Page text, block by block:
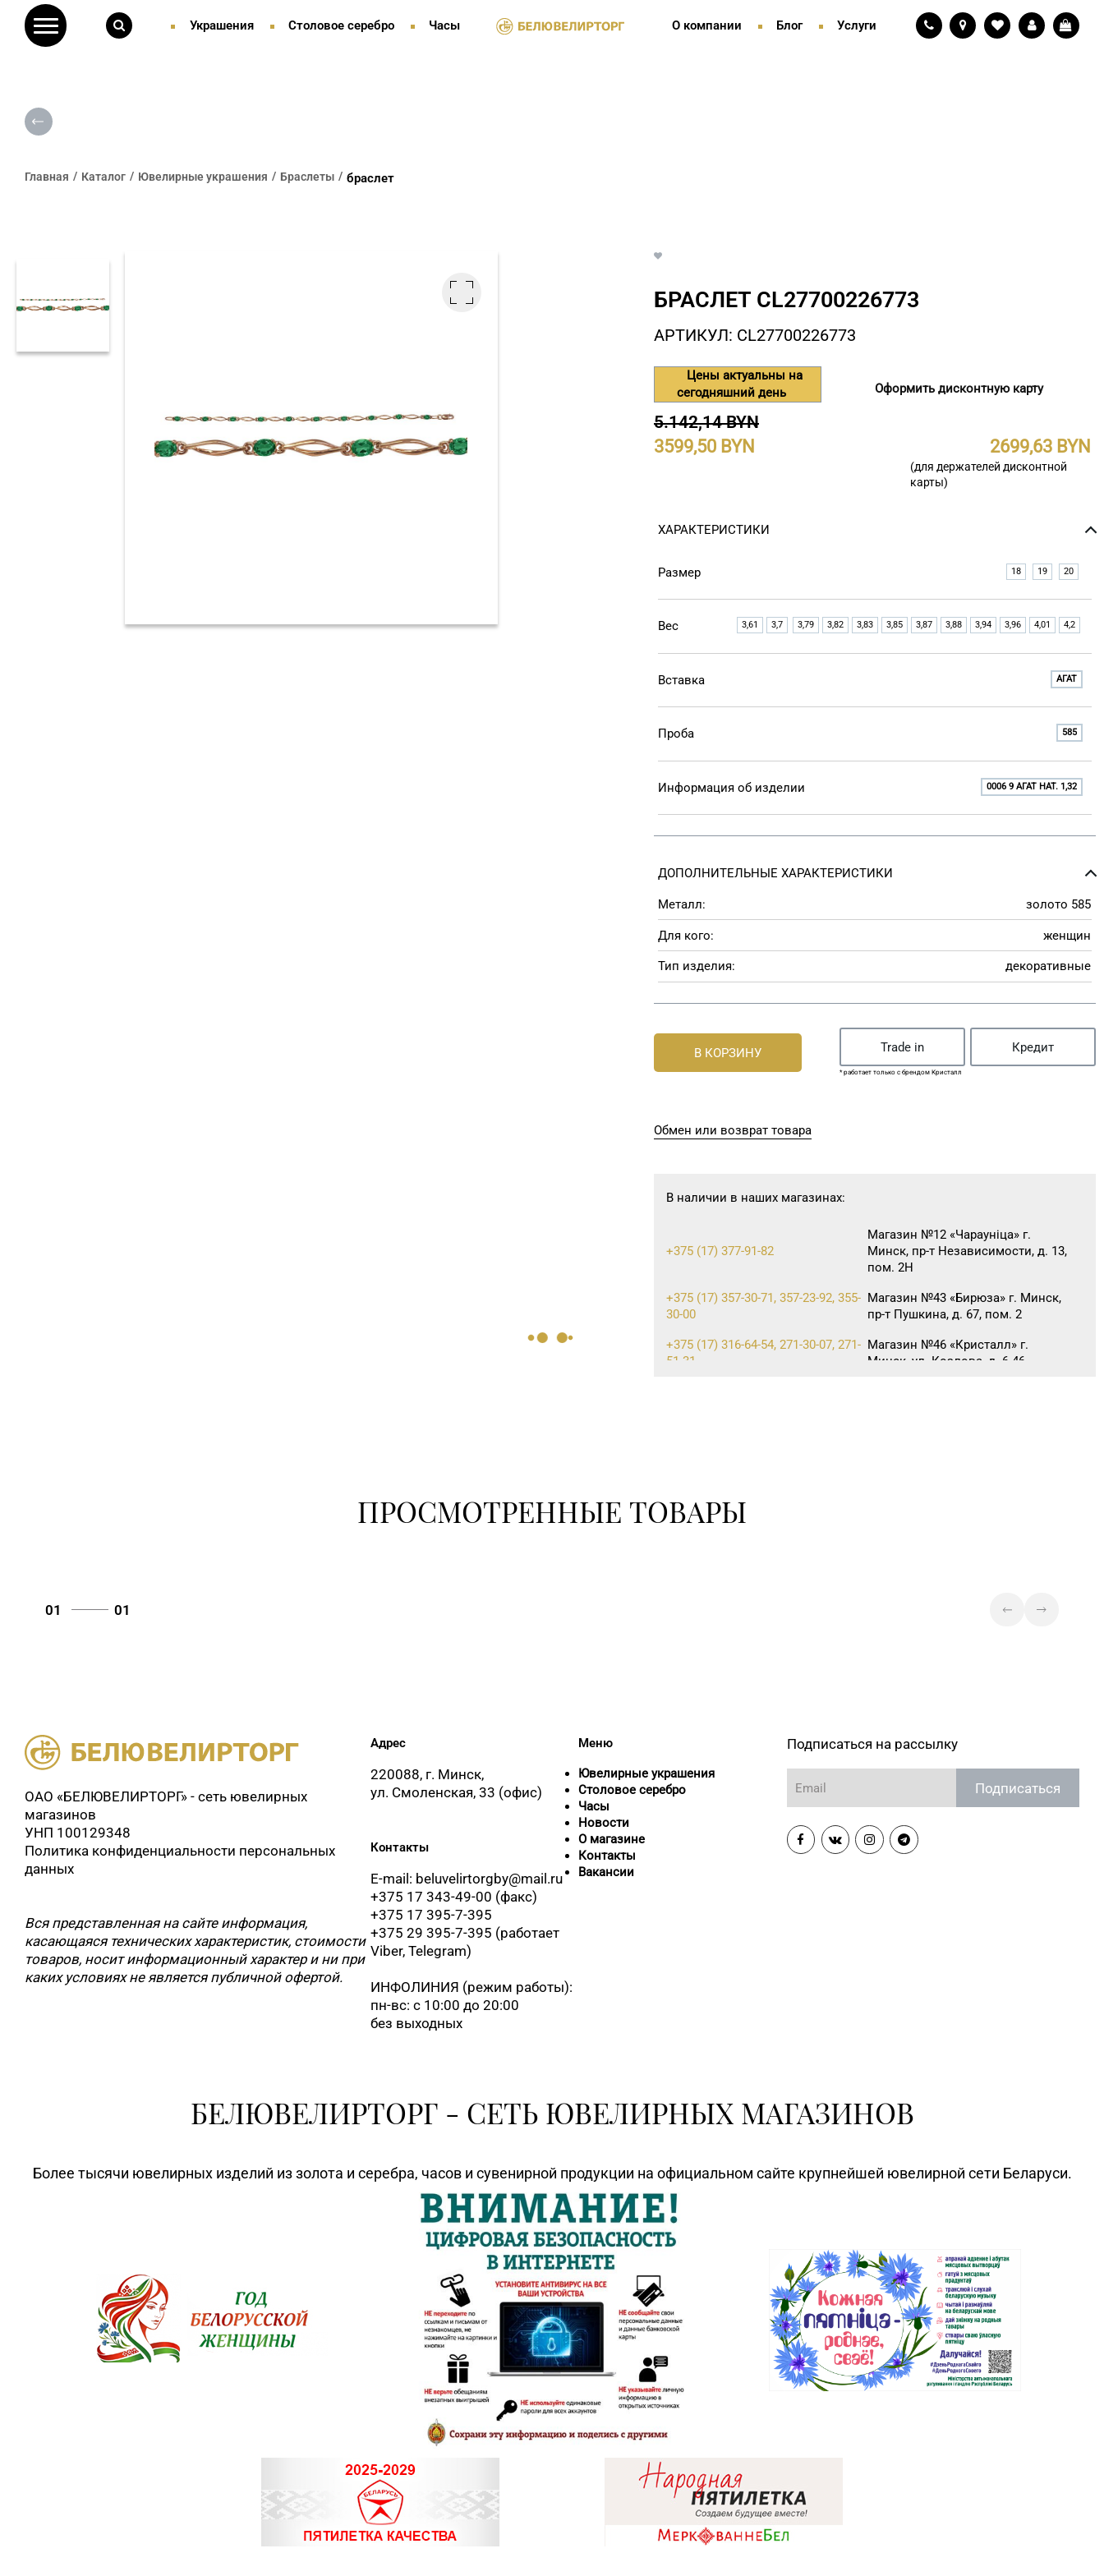
Украшения Столовое серебро Часы О компании Блог Услуги
Главная Каталог Ювелирные украшения Браслеты браслет
БРАСЛЕТ СL27700226773
АРТИКУЛ: СL27700226773
Цены актуальны на
сегодняшний день
Оформить дисконтную карту
5.142,14 BYN
3599,50 2699,63
(для держателей дисконтной
карты)
ХАРАКТЕРИСТИКИ
Размер 18 19 20
Вес 3,61 3,7 3,79 3,82 3,83 3,85 3,87 3,88 3,94 3,96 4,01 4,2
Вставка АГАТ
Проба 585
Информация об изделии 0006 9 АГАТ НАТ. 1,32
ДОПОЛНИТЕЛЬНЫЕ ХАРАКТЕРИСТИКИ
Металл: золото 585
Для кого: женщин
Тип изделия: декоративные
В КОРЗИНУ Trade in Кредит
* работает только с брендом Кристалл
Обмен или возврат товара
В наличии в наших магазинах:
+375 (17) 377-91-82
Магазин №12 «Чараунiца» г.
Минск, пр-т Независимости, д. 13,
пом. 2Н
+375 (17) 357-30-71, 357-23-92, 355-
30-00
Магазин №43 «Бирюза» г. Минск,
пр-т Пушкина, д. 67, пом. 2
+375 (17) 316-64-54, 271-30-07, 271-
51-31
Магазин №46 «Кристалл» г.
Минск, ул. Козлова, д. 6-46
8 (0232) 33-63-06, 33-63-05, 33-63-07
Гомель, ул. Советская, д. 6-2а,
Магазин №51 «Аметист» г. Гродно,
ул. Ленина, д. 24, пом. 3
(ТРК TRINITI)
Магазин №83 «Кристалл» г.
ПРОСМОТРЕННЫЕ ТОВАРЫ
01 01
ОАО «БЕЛЮВЕЛИРТОРГ» - сеть ювелирных
магазинов
УНП 100129348
Политика конфиденциальности персональных
данных
Вся представленная на сайте информация,
касающаяся технических характеристик, стоимости
товаров, носит информационный характер и ни при
каких условиях не является публичной офертой.
Адрес
220088, г. Минск,
ул. Смоленская, 33 (офис)
Контакты
E-mail: beluvelirtorgby@mail.ru
+375 17 343-49-00 (факс)
+375 17 395-7-395
+375 29 395-7-395 (работает
Viber, Telegram)
ИНФОЛИНИЯ (режим работы):
пн-вс: с 10:00 до 20:00
без выходных
Меню
Ювелирные украшения
Столовое серебро
Часы
Новости
О магазине
Контакты
Вакансии
Подписаться на рассылку
Подписаться
БЕЛЮВЕЛИРТОРГ - СЕТЬ ЮВЕЛИРНЫХ МАГАЗИНОВ
Более тысячи ювелирных изделий из золота и серебра, часов и сувенирной продукции на официальном сайте крупнейшей ювелирной сети Беларуси.